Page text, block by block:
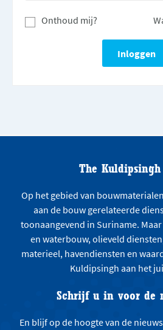
Onthoud mij?
The Kuldipsingh
Op het gebied van
aan de bouw gerelateerde
toonaangevend in Suriname.
en waterbouw, olieveld
materieel, havendiensten en
Kuldipsingh aan het
Schrijf u in voor de
En blijf op de hoogte van de